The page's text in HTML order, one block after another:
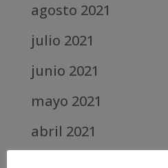
agosto 2021
julio 2021
junio 2021
mayo 2021
abril 2021